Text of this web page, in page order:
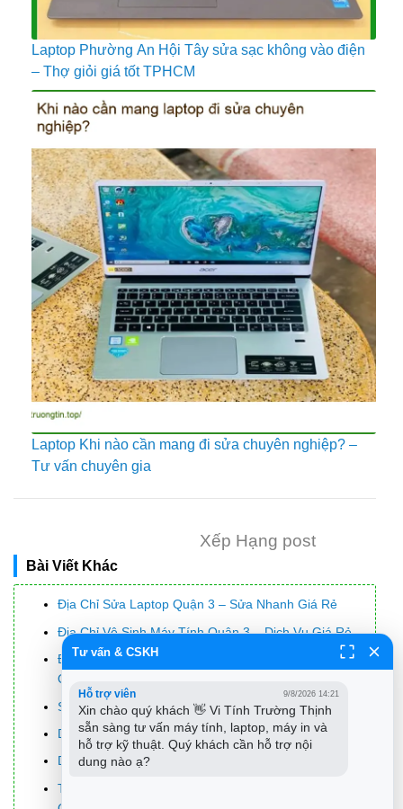
Laptop Phường An Hội Tây sửa sạc không vào điện
– Thợ giỏi giá tốt TPHCM
Laptop Khi nào cần mang đi sửa chuyên nghiệp? –
Tư vấn chuyên gia
Xếp Hạng post
Bài Viết Khác
Địa Chỉ Sửa Laptop Quận 3 – Sửa Nhanh Giá Rẻ
Địa Chỉ Vệ Sinh Máy Tính Quận 3 – Dịch Vụ Giá Rẻ
Địa Chỉ Cài Win Quận 3 – Cài Đặt PC Laptop Tại Nhà
Q3
Sửa Wifi Tại Nhà Quận 4
Dịch Vụ Cài Lại Windows 7,8,10 Tận Nhà Quận 4
Dịch Vụ Cài Lại Windows 7,8,10 Tận Nhà Quận 3
Tuyển Thợ Sửa Máy Tính – Thợ Sửa Máy In Tại
Tư vấn & CSKH
Hỗ trợ viên 9/8/2026 14:21
Xin chào quý khách 👋 Vi Tính Trường Thịnh
sẵn sàng tư vấn máy tính, laptop, máy in và
hỗ trợ kỹ thuật. Quý khách cần hỗ trợ nội
dung nào ạ?